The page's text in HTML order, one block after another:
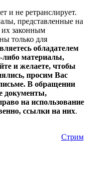
и не ретранслирует.
представленные на
законным
только для
обладателем
либо материалы,
и желаете, чтобы
просим Вас
В обращении
документы,
на использование
ссылки на них.
Стрим